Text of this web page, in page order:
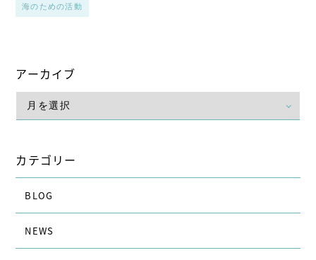
海のための活動
アーカイブ
カテゴリー
BLOG
NEWS